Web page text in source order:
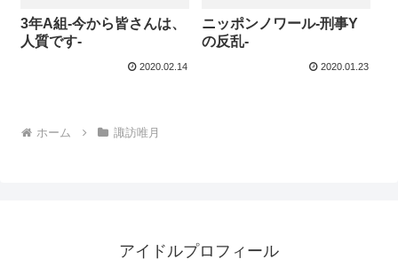
3年A組-今から皆さんは、
人質です-
2020.02.14
ニッポンノワール-刑事Y
の反乱-
2020.01.23
ホーム 諏訪唯月
アイドルプロフィール